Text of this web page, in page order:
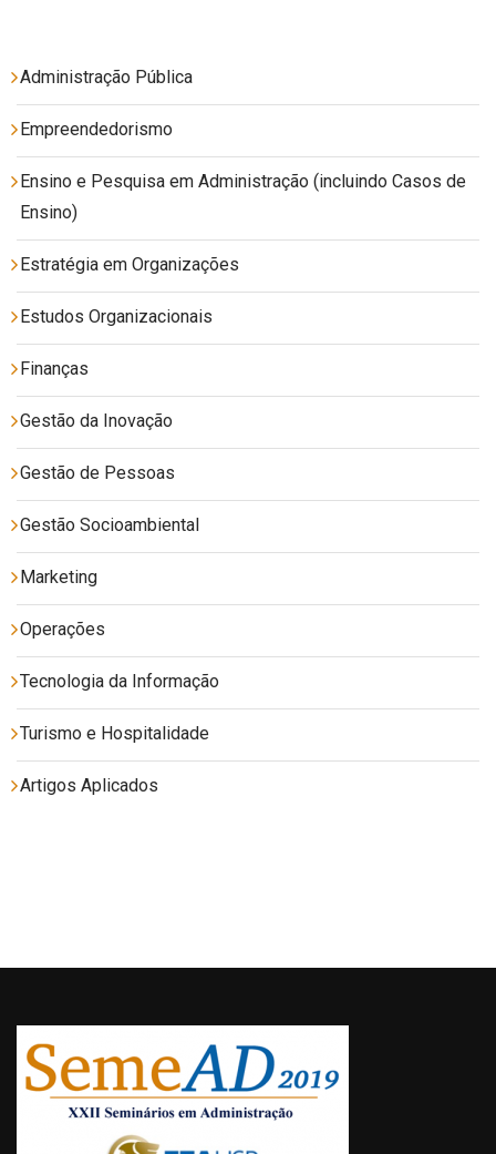
Administração Pública
Empreendedorismo
Ensino e Pesquisa em Administração (incluindo Casos de
Ensino)
Estratégia em Organizações
Estudos Organizacionais
Finanças
Gestão da Inovação
Gestão de Pessoas
Gestão Socioambiental
Marketing
Operações
Tecnologia da Informação
Turismo e Hospitalidade
Artigos Aplicados